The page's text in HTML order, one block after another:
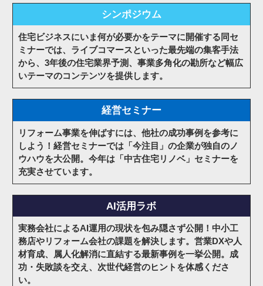
シンポジウム
住宅ビジネスにいま何が必要かをテーマに開催する同セ
ミナーでは、ライブコマースといった最先端の集客手法
から、3年後の住宅業界予測、事業多角化の勘所など幅広
いテーマのコンテンツを提供します。
経営セミナー
リフォーム事業を伸ばすには、他社の成功事例を参考に
しよう！経営セミナーでは「今注目」の企業が独自のノ
ウハウを大公開。今年は「中古住宅リノベ」セミナーを
充実させています。
AI活用ラボ
実務会社によるAI運用の現状を包み隠さず公開！中小工
務店やリフォーム会社の課題を解決します。営業DXや人
材育成、属人化解消に直結する最新事例を一挙公開。成
功・失敗談を交え、次世代経営のヒントを体感くださ
い。